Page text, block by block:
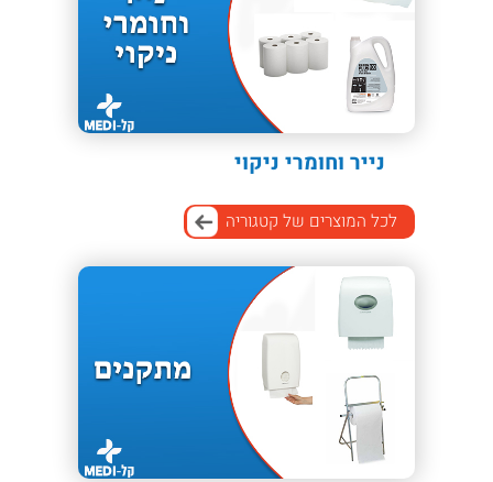
נייר וחומרי ניקוי
לכל המוצרים של קטגוריה